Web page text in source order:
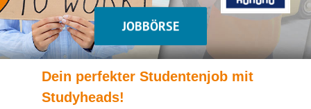
JOBBÖRSE
Dein perfekter Studentenjob mit
Studyheads!